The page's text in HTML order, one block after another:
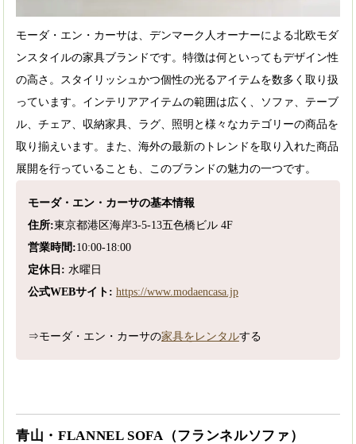
モーダ・エン・カーサは、デンマーク人オーナーによる北欧モダ
ンスタイルの家具ブランドです。特徴は何といってもデザイン性
の高さ。スタイリッシュかつ個性の光るアイテムを数多く取り扱
っています。インテリアアイテムの範囲は広く、ソファ、テーブ
ル、チェア、収納家具、ラグ、照明と様々なカテゴリーの商品を
取り揃えいます。また、海外の最新のトレンドを取り入れた商品
展開を行っていることも、このブランドの魅力の一つです。
モーダ・エン・カーサの基本情報
住所:東京都港区海岸3‐5‐13五色橋ビル 4F
営業時間:10:00-18:00
定休日: 水曜日
公式WEBサイト: https://www.modaencasa.jp
⇒モーダ・エン・カーサの家具をレンタルする
青山・FLANNEL SOFA（フランネルソファ）